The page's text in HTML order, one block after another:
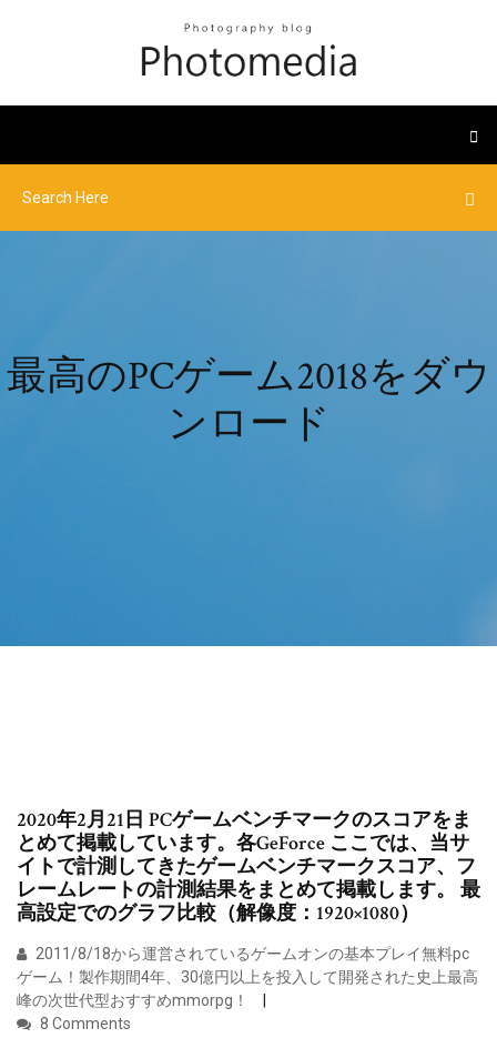
最高のPCゲーム2018をダウ
ンロード
2020年2月21日 PCゲームベンチマークのスコアをま
とめて掲載しています。各GeForce ここでは、当サ
イトで計測してきたゲームベンチマークスコア、フ
レームレートの計測結果をまとめて掲載します。 最
高設定でのグラフ比較（解像度：1920×1080）
2011/8/18から運営されているゲームオンの基本プレイ無料pc
ゲーム！製作期間4年、30億円以上を投入して開発された史上最高
峰の次世代型おすすめmmorpg！
8 Comments